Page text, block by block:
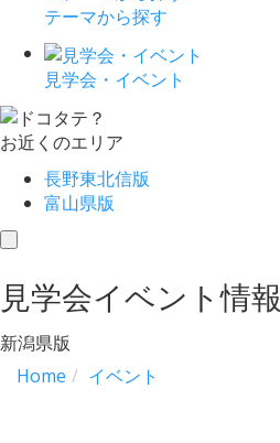
テーマから探す
見学会・イベント
お近くのエリア
長野東北信版
富山県版
toggle
見学会イベント情報
新潟県版
Home
イベント